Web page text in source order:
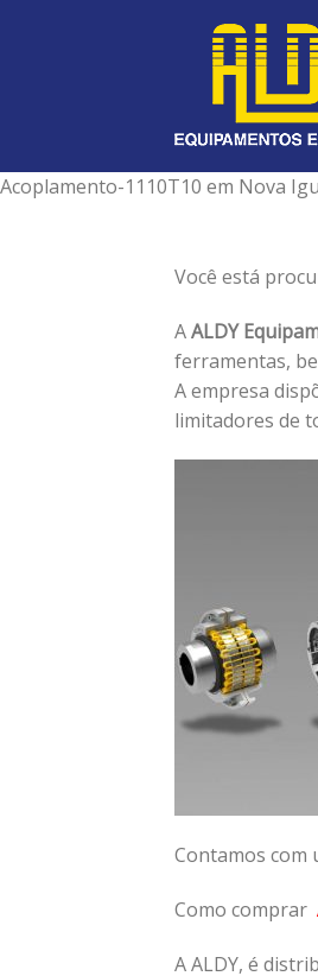
Acoplamento-1110T10 em Nova
Você está
AALDY
ferramentas,
A empresa
limitadores de
Contamos com
Como comprar
A ALDY, é